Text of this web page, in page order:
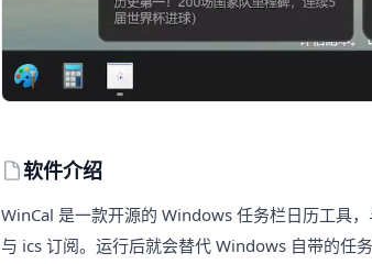
软件介绍
WinCal 是一款开源的 Windows 任务栏日历工具
与 ics 订阅。运行后就会替代 Windows 自带的任